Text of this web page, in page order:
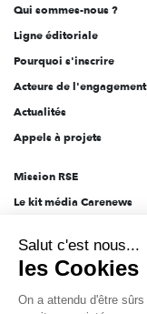
Qui sommes-nous ?
Ligne éditoriale
Pourquoi s'inscrire
Acteurs de l'engagement
Actualités
Appels à projets
Mission RSE
Le kit média Carenews
AEF info
Novethic
PRODURABLE
Salut c'est nous...
les Cookies
On a attendu d'être